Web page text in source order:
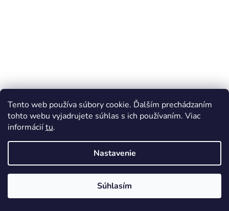
Tento web používa súbory cookie. Ďalším prechádzaním
tohto webu vyjadrujete súhlas s ich používaním. Viac
informáciítu.
Nastavenie
Súhlasím